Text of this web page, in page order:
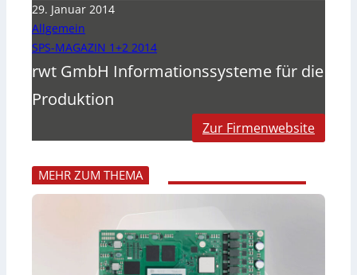
29. Januar 2014
Allgemein
SPS-MAGAZIN 1+2 2014
rwt GmbH Informationssysteme für die
Produktion
Zur Firmenwebsite
MEHR ZUM THEMA